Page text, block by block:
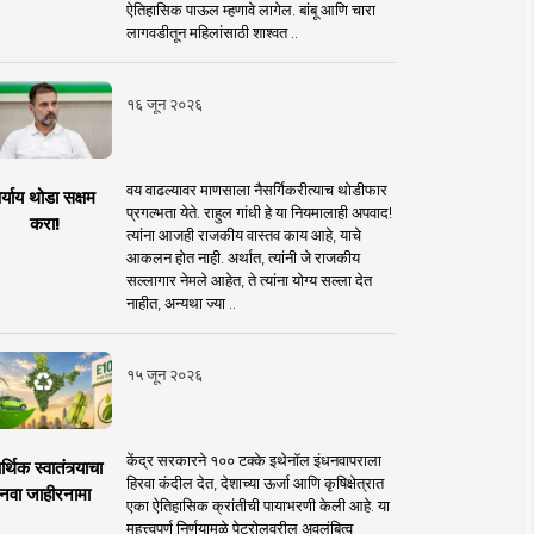
ऐतिहासिक पाऊल म्हणावे लागेल. बांबू आणि चारा
लागवडीतून महिलांसाठी शाश्वत ..
१६ जून २०२६
थोडा सक्षम
करा!
वय वाढल्यावर माणसाला नैसर्गिकरीत्याच थोडीफार
प्रगल्भता येते. राहुल गांधी हे या नियमालाही अपवाद!
त्यांना आजही राजकीय वास्तव काय आहे, याचे
आकलन होत नाही. अर्थात, त्यांनी जे राजकीय
सल्लागार नेमले आहेत, ते त्यांना योग्य सल्ला देत
नाहीत, अन्यथा ज्या ..
१५ जून २०२६
स्वातंत्र्याचा
जाहीरनामा
केंद्र सरकारने १०० टक्के इथेनॉल इंधनवापराला
हिरवा कंदील देत, देशाच्या ऊर्जा आणि कृषिक्षेत्रात
एका ऐतिहासिक क्रांतीची पायाभरणी केली आहे. या
महत्त्वपूर्ण निर्णयामुळे पेट्रोलवरील अवलंबित्व